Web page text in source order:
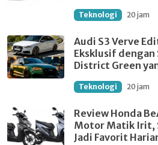
Teknologi 20 jam
Audi S3 Verve
Eksklusif dengan
District Green
Teknologi 20 jam
Review Honda
Motor Matik Irit,
Jadi Favorit